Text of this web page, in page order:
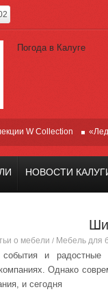
Погода в Калуге
Collection
НОВОСТИ
о мебели / Мебель для
и
Однако
и сегодня